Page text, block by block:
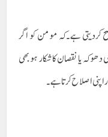
ہے۔کہ مومن کو اگر
دھوکہ یا نقصان کا شکار ہوبھی
اپنی اصلاح کرتا ہے۔